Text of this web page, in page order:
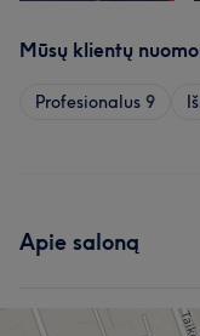
Mūsų klientų
Profesionalus 9
Apie saloną